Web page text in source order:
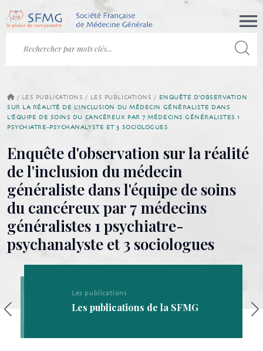
/ LES PUBLICATIONS / LES PUBLICATIONS / ENQUÊTE D'OBSERVATION
SUR LA RÉALITÉ DE L'INCLUSION DU MÉDECIN GÉNÉRALISTE DANS
L'ÉQUIPE DE SOINS DU CANCÉREUX PAR 7 MÉDECINS GÉNÉRALISTES 1
PSYCHIATRE-PSYCHANALYSTE ET 3 SOCIOLOGUES
Enquête d'observation sur la réalité
de l'inclusion du médecin
généraliste dans l'équipe de soins
du cancéreux par 7 médecins
généralistes 1 psychiatre-
psychanalyste et 3 sociologues
Les publications
Les publications de la SFMG